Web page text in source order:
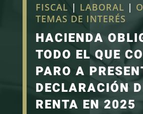
FISCAL | LABORAL |
TEMAS DE INTERÉS
HACIENDA
TODO EL QUE
PARO A
DECLARACIÓN
RENTA EN 2025